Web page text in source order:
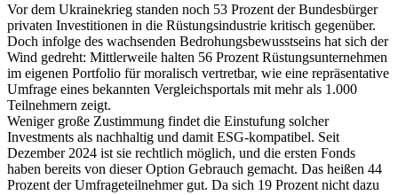
Vor dem Ukrainekrieg standen noch 53 Prozent der Bundesbürger
privaten Investitionen in die Rüstungsindustrie kritisch gegenüber.
Doch infolge des wachsenden Bedrohungsbewusstseins hat sich der
Wind gedreht: Mittlerweile halten 56 Prozent Rüstungsunternehmen
im eigenen Portfolio für moralisch vertretbar, wie eine repräsentative
Umfrage eines bekannten Vergleichsportals mit mehr als 1.000
Teilnehmern zeigt.
Weniger große Zustimmung findet die Einstufung solcher
Investments als nachhaltig und damit ESG-kompatibel. Seit
Dezember 2024 ist sie rechtlich möglich, und die ersten Fonds
haben bereits von dieser Option Gebrauch gemacht. Das heißen 44
Prozent der Umfrageteilnehmer gut. Da sich 19 Prozent nicht dazu